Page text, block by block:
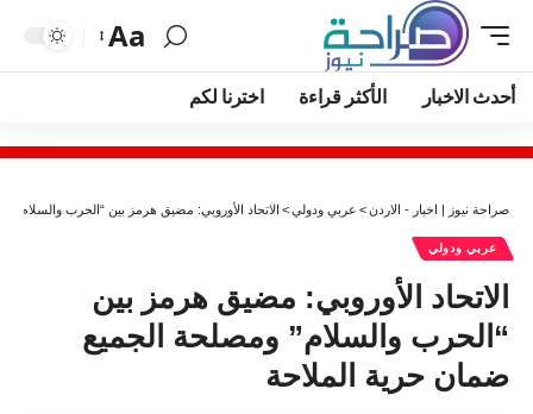
Aa
أحدث الاخبار الأكثر قراءة اخترنا لكم
صراحة نيوز | اخبار - الاردن> عربي ودولي> الاتحاد الأوروبي: مضيق هرمز بين “الحرب والسلام”
عربي ودولي
الاتحاد الأوروبي: مضيق هرمز بين
“الحرب والسلام” ومصلحة الجميع
ضمان حرية الملاحة